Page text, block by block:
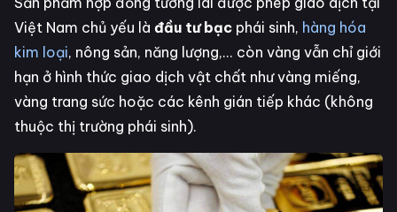
Việt Nam chủ yếu là đầu tư bạc phái sinh, hàng hóa
kim loại, nông sản, năng lượng,... còn vàng vẫn chỉ giới
hạn ở hình thức giao dịch vật chất như vàng miếng,
vàng trang sức hoặc các kênh gián tiếp khác (không
thuộc thị trường phái sinh).